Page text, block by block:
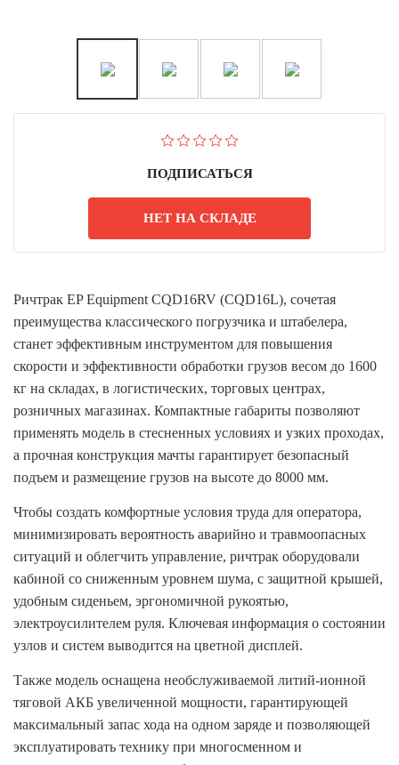
ПОДПИСАТЬСЯ
НЕТ НА СКЛАДЕ
Ричтрак EP Equipment CQD16RV (CQD16L), сочетая
преимущества классического погрузчика и штабелера,
станет эффективным инструментом для повышения
скорости и эффективности обработки грузов весом до 1600
кг на складах, в логистических, торговых центрах,
розничных магазинах. Компактные габариты позволяют
применять модель в стесненных условиях и узких проходах,
а прочная конструкция мачты гарантирует безопасный
подъем и размещение грузов на высоте до 8000 мм.
Чтобы создать комфортные условия труда для оператора,
минимизировать вероятность аварийно и травмоопасных
ситуаций и облегчить управление, ричтрак оборудовали
кабиной со сниженным уровнем шума, с защитной крышей,
удобным сиденьем, эргономичной рукоятью,
электроусилителем руля. Ключевая информация о состоянии
узлов и систем выводится на цветной дисплей.
Также модель оснащена необслуживаемой литий-ионной
тяговой АКБ увеличенной мощности, гарантирующей
максимальный запас хода на одном заряде и позволяющей
эксплуатировать технику при многосменном и